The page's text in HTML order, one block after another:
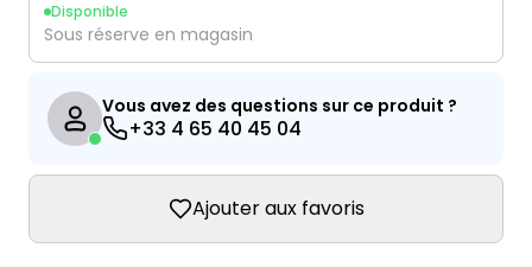
Disponible
Sous réserve en magasin
Vous avez des questions sur ce produit ?
+33 4 65 40 45 04
Ajouter aux favoris